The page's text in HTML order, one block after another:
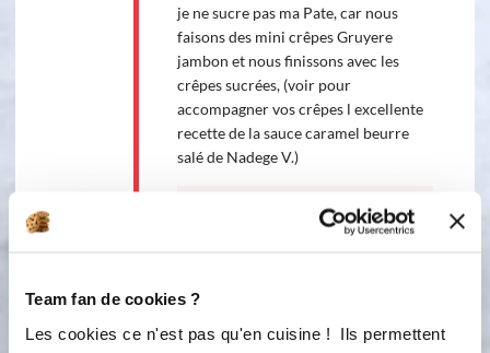
Team fan de cookies ?
Les cookies ce n'est pas qu'en cuisine ! Ils permettent
je ne sucre pas ma Pate, car nous
faisons des mini crêpes Gruyere
jambon et nous finissons avec les
crêpes sucrées, (voir pour
accompagner vos crêpes l excellente
recette de la sauce caramel beurre
salé de Nadege V.)
5
Bon appétit !